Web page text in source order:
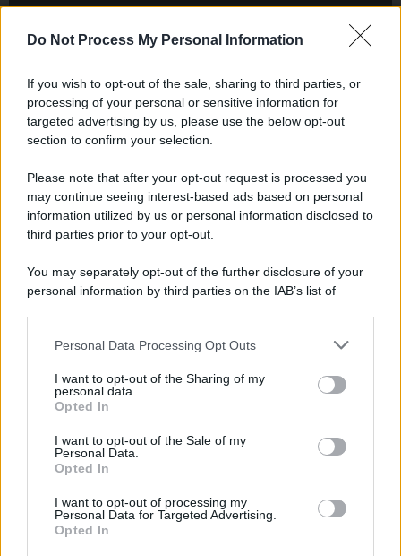
Do Not Process My Personal Information
If you wish to opt-out of the sale, sharing to third parties, or
processing of your personal or sensitive information for
targeted advertising by us, please use the below opt-out
section to confirm your selection.
Please note that after your opt-out request is processed you
may continue seeing interest-based ads based on personal
information utilized by us or personal information disclosed to
third parties prior to your opt-out.
You may separately opt-out of the further disclosure of your
personal information by third parties on the IAB’s list of
This information may also be disclosed by us to third parties
disclose it to other third parties.
Please note that this website/app uses one or more Google
services and may gather and store information including but
not limited to your visit or usage behaviour. You may click to
grant or deny consent to Google and its third-party tags to
consent section.
Personal Data Processing Opt Outs
I want to opt-out of the Sharing of my
personal data.
Opted In
I want to opt-out of the Sale of my
Personal Data.
Opted In
I want to opt-out of processing my
Personal Data for Targeted Advertising.
Opted In
Newz Pennsylvania
Newz Ohio
Gameland
Hig Tech Mag
Lgbtqia News
Motors Magazine 365
Day Travel 365
Cineverse Magazine
Investieren24